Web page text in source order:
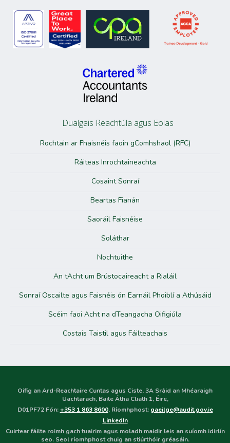
Dualgais Reachtúla agus Eolas
Rochtain ar Fhaisnéis faoin gComhshaol (RFC)
Ráiteas Inrochtaineachta
Cosaint Sonraí
Beartas Fianán
Saoráil Faisnéise
Soláthar
Nochtuithe
An tAcht um Brústocaireacht a Rialáil
Sonraí Oscailte agus Faisnéis ón Earnáil Phoiblí a Athúsáid
Scéim faoi Acht na dTeangacha Oifigiúla
Costais Taistil agus Fáilteachais
Oifig an Ard-Reachtaire Cuntas agus Ciste, 3A Sráid an Mhéaraigh
Uachtarach, Baile Átha Cliath 1, Éire,
D01PF72 Fón:+353 1 863 8600, Ríomhphost: gaeilge@audit.gov.ie
LinkedIn
Cuirtear fáilte roimh gach tuairim agus moladh maidir leis an suíomh idirlín
seo. Seol ríomhphost chuig an stiúrthóir gréasáin.